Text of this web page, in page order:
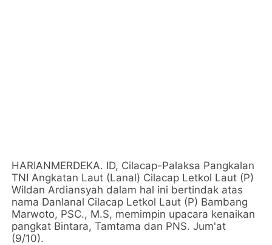
HARIANMERDEKA. ID, Cilacap-Palaksa Pangkalan
TNI Angkatan Laut (Lanal) Cilacap Letkol Laut (P)
Wildan Ardiansyah dalam hal ini bertindak atas
nama Danlanal Cilacap Letkol Laut (P) Bambang
Marwoto, PSC., M.S, memimpin upacara kenaikan
pangkat Bintara, Tamtama dan PNS. Jum'at
(9/10).